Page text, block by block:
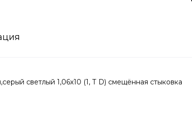
светлый 1,06х10 (1, Т D) смещённая стыковка